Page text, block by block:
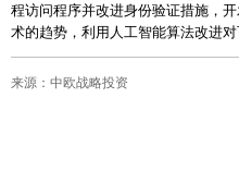
程访问程序并改进身份验证措施，
术的趋势，利用人工智能算法改进
来源：中欧战略投资